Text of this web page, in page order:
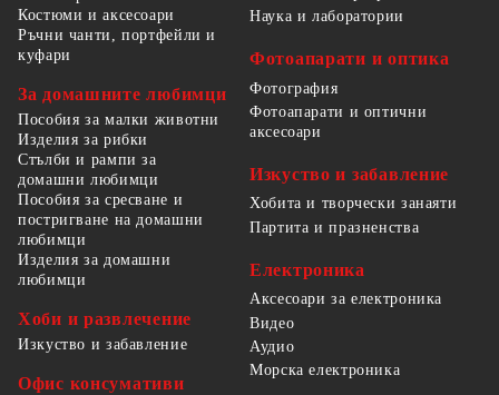
Костюми и аксесоари
Ръчни чанти, портфейли и
куфари
За домашните любимци
Пособия за малки животни
Изделия за рибки
Стълби и рампи за
домашни любимци
Пособия за сресване и
постригване на домашни
любимци
Изделия за домашни
любимци
Хоби и развлечение
Изкуство и забавление
Офис консумативи
Наука и лаборатории
Фотоапарати и оптика
Фотография
Фотоапарати и оптични
аксесоари
Изкуство и забавление
Хобита и творчески занаяти
Партита и празненства
Електроника
Аксесоари за електроника
Видео
Аудио
Морска електроника